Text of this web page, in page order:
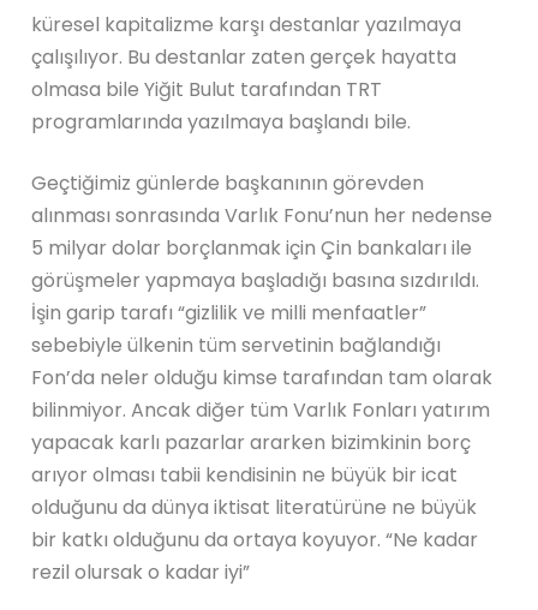
küresel kapitalizme karşı destanlar yazılmaya
çalışılıyor. Bu destanlar zaten gerçek hayatta
olmasa bile Yiğit Bulut tarafından TRT
programlarında yazılmaya başlandı bile.
Geçtiğimiz günlerde başkanının görevden
alınması sonrasında Varlık Fonu’nun her nedense
5 milyar dolar borçlanmak için Çin bankaları ile
görüşmeler yapmaya başladığı basına sızdırıldı.
İşin garip tarafı “gizlilik ve milli menfaatler”
sebebiyle ülkenin tüm servetinin bağlandığı
Fon’da neler olduğu kimse tarafından tam olarak
bilinmiyor. Ancak diğer tüm Varlık Fonları yatırım
yapacak karlı pazarlar ararken bizimkinin borç
arıyor olması tabii kendisinin ne büyük bir icat
olduğunu da dünya iktisat literatürüne ne büyük
bir katkı olduğunu da ortaya koyuyor. “Ne kadar
rezil olursak o kadar iyi”